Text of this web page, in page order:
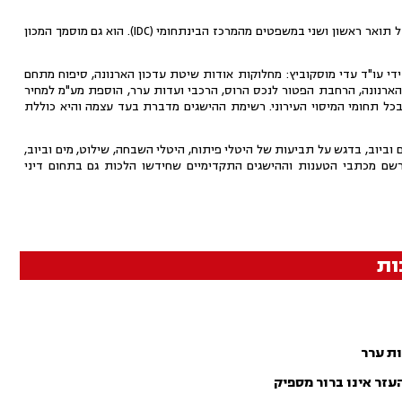
עו"ד עדי מוסקוביץ הינו בוגר כלכלה ומנהל עסקים מאוניברסיטת חיפה והינו בעל תואר ראשון ושני במשפטים מהמרכז הבינתחומי (IDC). הוא גם מוסמך המכון
עו"ד עדי מוסקוביץ: מחלוקות אודות שיטת עדכון הארנונה, סיפוח מתחם
הרחבת הפטור לנכס הרוס, הרכבי ועדות ערר, הוספת מע"מ למחיר
תחומי המיסוי העירוני. רשימת ההישגים מדברת בעד עצמה והיא כוללת
וביוב, בדגש על תביעות של היטלי פיתוח, היטלי השבחה, שילוט, מים וביוב,
מכתבי הטענות וההישגים התקדימיים שחידשו הלכות גם בתחום דיני
ערר
אינו ברור מספיק